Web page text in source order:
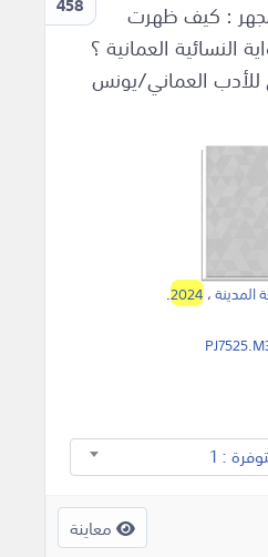
: كيف ظهرت
النسائية العمانية ؟
للأدب العماني/يونس
المدينة،2024
.
: 1
معاينة